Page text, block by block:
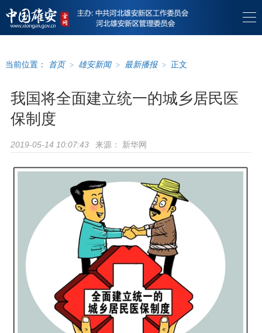
当前位置： 首页 > 雄安新闻 > 最新播报 > 正文
我国将全面建立统一的城乡居民医
保制度
2019-05-14 10:07:43 来源： 新华网